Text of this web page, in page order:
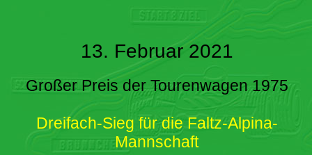
13. Februar 2021
Großer Preis der Tourenwagen 1975
Dreifach-Sieg für die Faltz-Alpina-
Mannschaft